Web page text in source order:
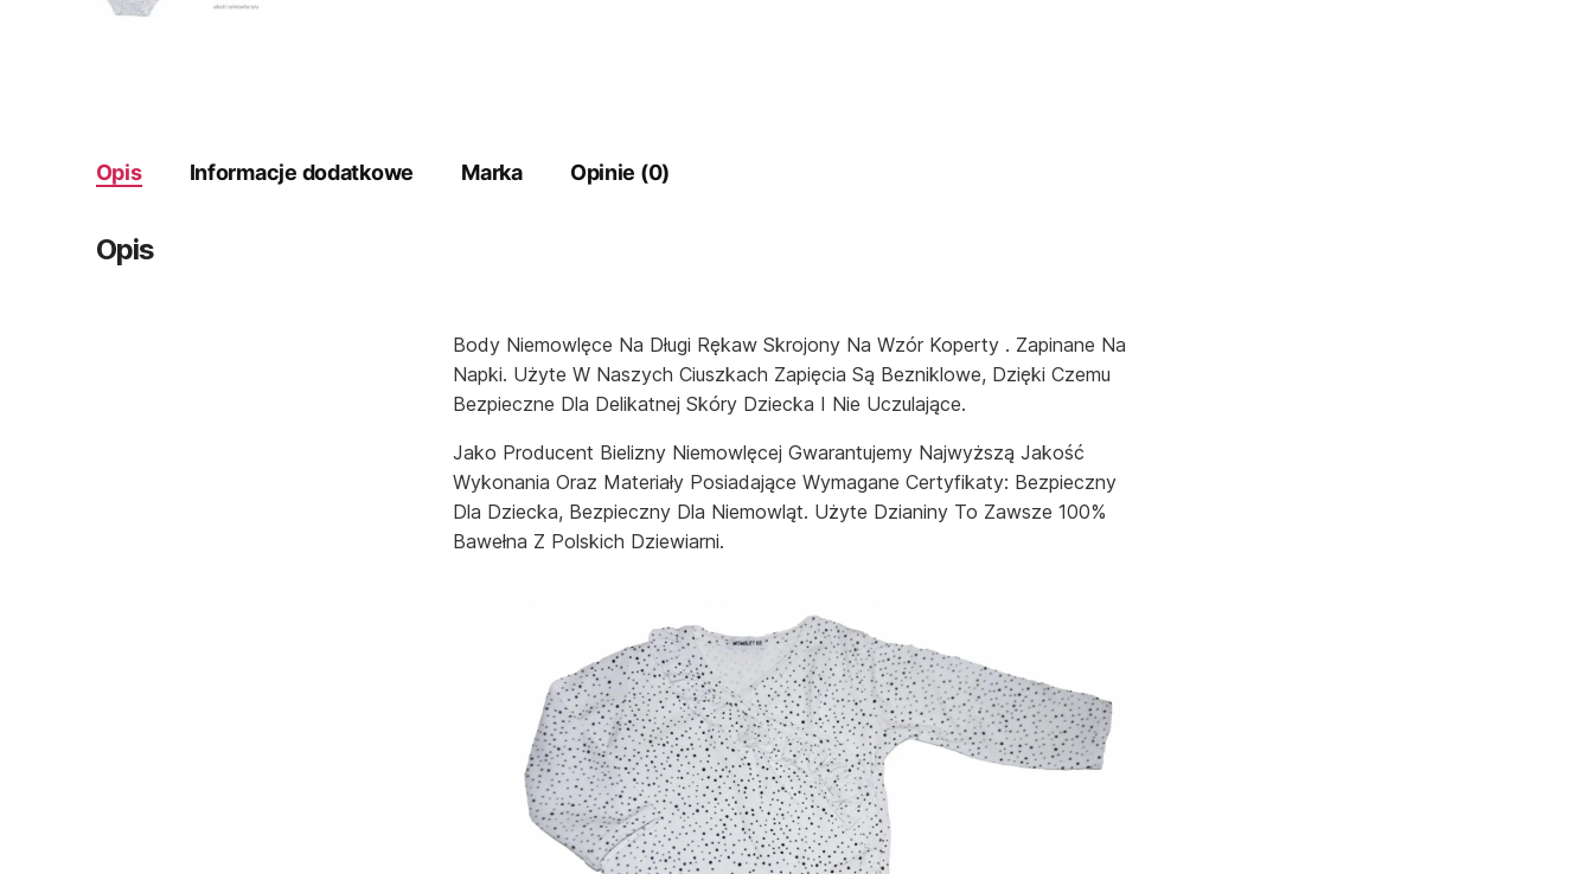
Opis Informacje dodatkowe Marka Opinie (0)
Opis
Body Niemowlęce Na Długi Rękaw Skrojony Na Wzór Koperty . Zapinane Na
Napki. Użyte W Naszych Ciuszkach Zapięcia Są Bezniklowe, Dzięki Czemu
Bezpieczne Dla Delikatnej Skóry Dziecka I Nie Uczulające.
Jako Producent Bielizny Niemowlęcej Gwarantujemy Najwyższą Jakość
Wykonania Oraz Materiały Posiadające Wymagane Certyfikaty: Bezpieczny
Dla Dziecka, Bezpieczny Dla Niemowląt. Użyte Dzianiny To Zawsze 100%
Bawełna Z Polskich Dziewiarni.